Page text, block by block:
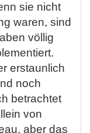
sie nicht
waren, sind
völlig
erstaunlich
noch
betrachtet
von
aber das